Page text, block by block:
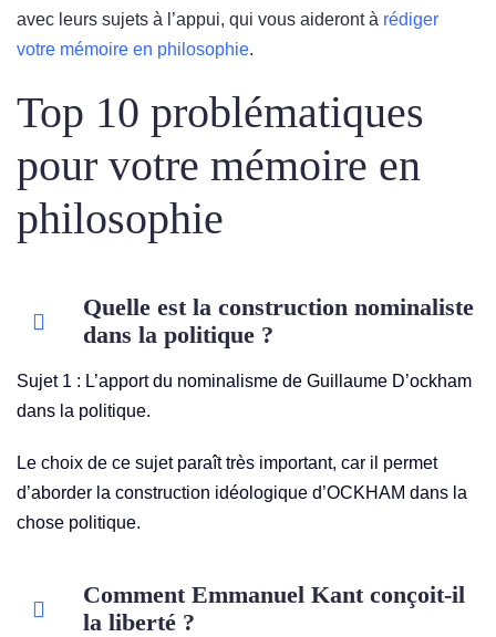
avec leurs sujets à l’appui, qui vous aideront à rédiger
votre mémoire en philosophie.
Top 10 problématiques
pour votre mémoire en
philosophie
Quelle est la construction nominaliste
dans la politique ?
Sujet 1 : L’apport du nominalisme de Guillaume D’ockham
dans la politique.
Le choix de ce sujet paraît très important, car il permet
d’aborder la construction idéologique d’OCKHAM dans la
chose politique.
Comment Emmanuel Kant conçoit-il
la liberté ?